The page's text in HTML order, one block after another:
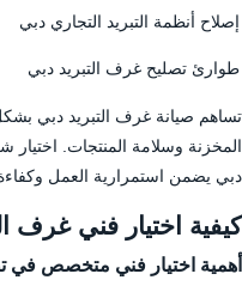
إصلاح أنظمة التبريد التجاري دبي
طوارئ تصليح غرف التبريد دبي
تساهم صيانة غرف التبريد دبي
المخزنة وسلامة المنتجات.
دبي يضمن استمرارية العمل وكفاءة
كيفية اختيار فني غرف
أهمية اختيار فني متخصص في